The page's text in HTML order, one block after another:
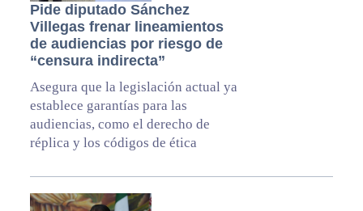
Pide diputado Sánchez
Villegas frenar lineamientos
de audiencias por riesgo de
“censura indirecta”
Asegura que la legislación actual ya
establece garantías para las
audiencias, como el derecho de
réplica y los códigos de ética